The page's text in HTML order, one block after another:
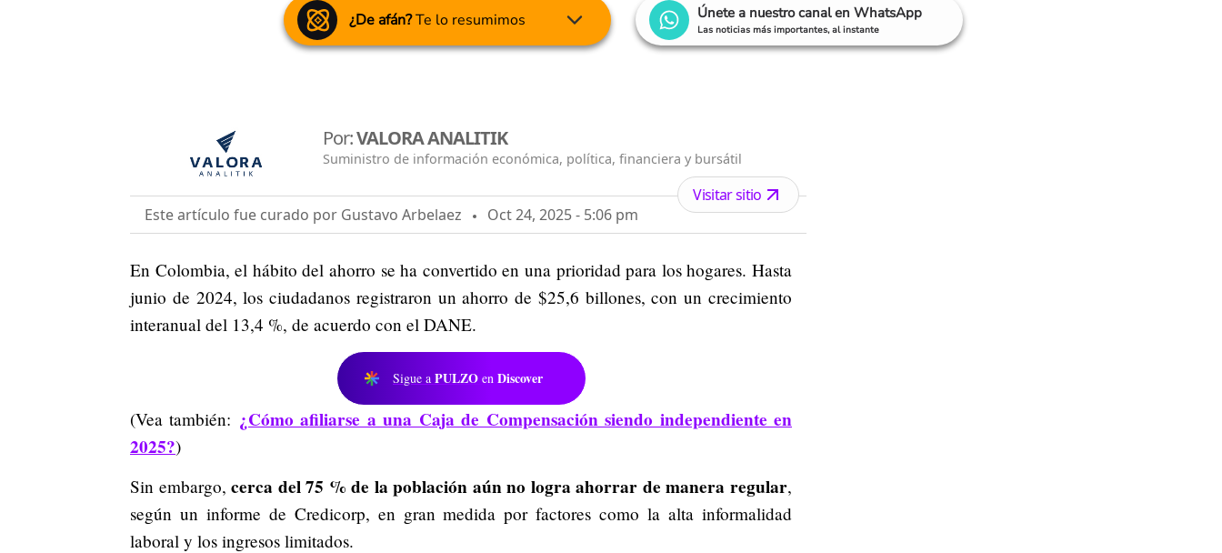
¿De afán?Te lo resumimos Únete a nuestro canal en WhatsApp
Las noticias más importantes, al instante
Por:VALORA ANALITIK
Suministro de información económica, política, financiera y bursátil
Este artículo fue curado por Gustavo Arbelaez Oct 24, 2025 - 5:06 pm
Visitar sitio
En Colombia, el hábito del ahorro se ha convertido en una prioridad para los hogares. Hasta
junio de 2024, los ciudadanos registraron un ahorro de $25,6 billones, con un crecimiento
interanual del 13,4 %, de acuerdo con el DANE.
Sigue a PULZO en Discover
(Vea también: ¿Cómo afiliarse a una Caja de Compensación siendo independiente en
2025?)
Sin embargo,cerca del 75 % de la población aún no logra ahorrar de manera regular,
según un informe de Credicorp, en gran medida por factores como la alta informalidad
laboral y los ingresos limitados.